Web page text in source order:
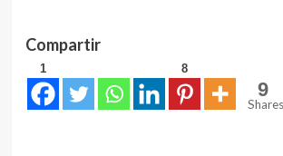
Compartir
1 8
9
Shares